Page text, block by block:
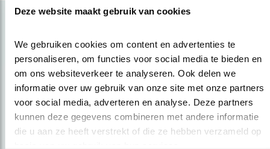
Deze website maakt gebruik van cookies
We gebruiken cookies om content en advertenties te
personaliseren, om functies voor social media te bieden en
om ons websiteverkeer te analyseren. Ook delen we
informatie over uw gebruik van onze site met onze partners
voor social media, adverteren en analyse. Deze partners
kunnen deze gegevens combineren met andere informatie
die u aan ze heeft verstrekt of die ze hebben verzameld op
Op de hoogte blijven?
Meld je aan en ontvang nieuws, inspiratie, acties en tips